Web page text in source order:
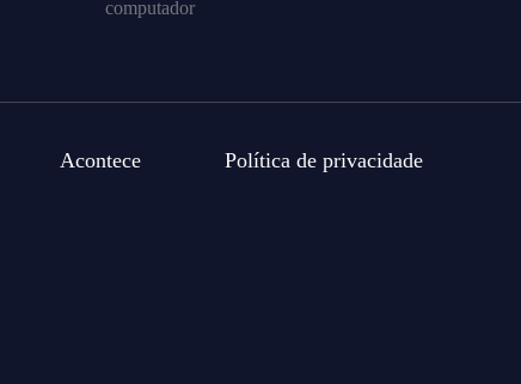
Acontece Política de privacidade